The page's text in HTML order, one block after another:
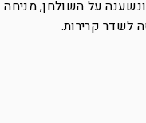
על השולחן, מניחה
לשדר קרירות.